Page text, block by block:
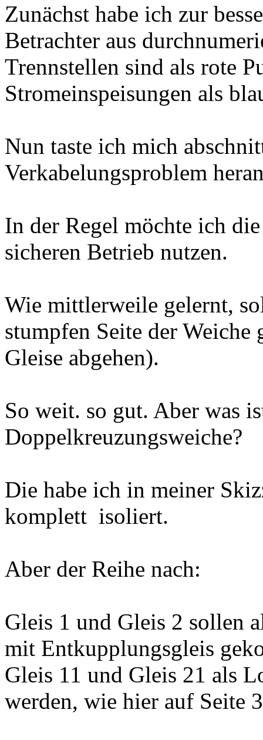
Zunächst habe ich zur
Betrachter aus
Trennstellen sind als rote
Stromeinspeisungen als
Nun taste ich mich
Verkabelungsproblem
In der Regel möchte ich
sicheren Betrieb nutzen.
Wie mittlerweile gelernt,
stumpfen Seite der Weiche
Gleise abgehen).
So weit. so gut. Aber was
Doppelkreuzungsweiche?
Die habe ich in meiner
komplett isoliert.
Aber der Reihe nach:
Gleis 1 und Gleis 2 sollen
mit Entkupplungsgleis
Gleis 11 und Gleis 21 als
werden, wie hier auf Seite